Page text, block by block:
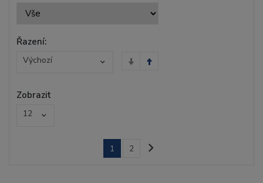
Řazení:
Výchozí
Zobrazit
12
1 2